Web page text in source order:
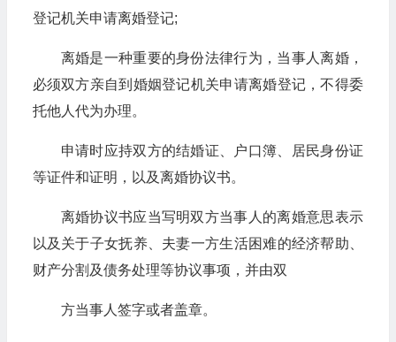
登记机关申请离婚登记;
离婚是一种重要的身份法律行为，当事人离婚，
必须双方亲自到婚姻登记机关申请离婚登记，不得委
托他人代为办理。
申请时应持双方的结婚证、户口簿、居民身份证
等证件和证明，以及离婚协议书。
离婚协议书应当写明双方当事人的离婚意思表示
以及关于子女抚养、夫妻一方生活困难的经济帮助、
财产分割及债务处理等协议事项，并由双
方当事人签字或者盖章。